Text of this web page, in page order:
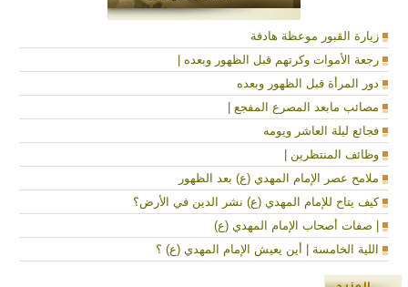
زيارة القبور موعظة هادفة
رجعة الأموات وكرتهم قبل الظهور وبعده |
دور المرأة قبل الظهور وبعده
مصائب مابعد المصرع المفجع |
فجائع ليلة العاشر ويومه
وظائف المنتظرين |
ملامح عصر الإمام المهدي (ع) بعد الظهور
كيف يتاح للإمام المهدي (ع) نشر الدين في الأرض؟
| صفات أصحاب الإمام المهدي (ع)
اللية الخامسة | أين يعيش الإمام المهدي (ع) ؟